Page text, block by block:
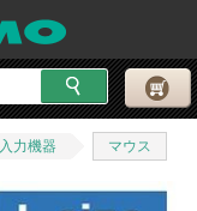
入力機器 マウス